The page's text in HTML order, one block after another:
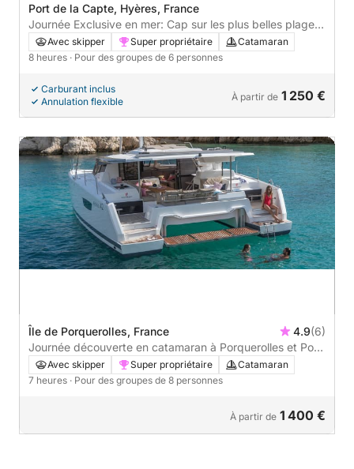
Port de la Capte, Hyères, France
Journée Exclusive en mer: Cap sur les plus belles plages
des iles
Avec skipper Super propriétaire
Catamaran
8 heures · Pour des groupes de 6 personnes
Carburant inclus
Annulation flexible
À partir de 1 250 €
Île de Porquerolles, France 4.9(6)
Journée découverte en catamaran à Porquerolles et Port
CrosAvec skipper Super propriétaire
Catamaran
7 heures · Pour des groupes de 8 personnes
À partir de 1 400 €